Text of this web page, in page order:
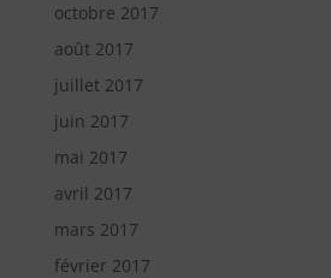
octobre 2017
août 2017
juillet 2017
juin 2017
mai 2017
avril 2017
mars 2017
février 2017